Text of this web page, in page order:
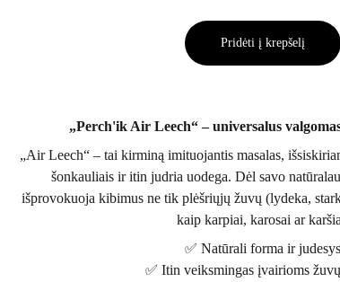
Pridėti į krepšelį
„Perch'ik Air Leech“ – universalus
„Air Leech“ – tai kirminą imituojantis masalas,
šonkauliais ir itin judria uodega. Dėl savo
išprovokuoja kibimus ne tik plėšriųjų žuvų (lydeka,
kaip karpiai, karosai ar
✅ Natūrali forma ir judesys
✅ Itin veiksmingas įvairioms